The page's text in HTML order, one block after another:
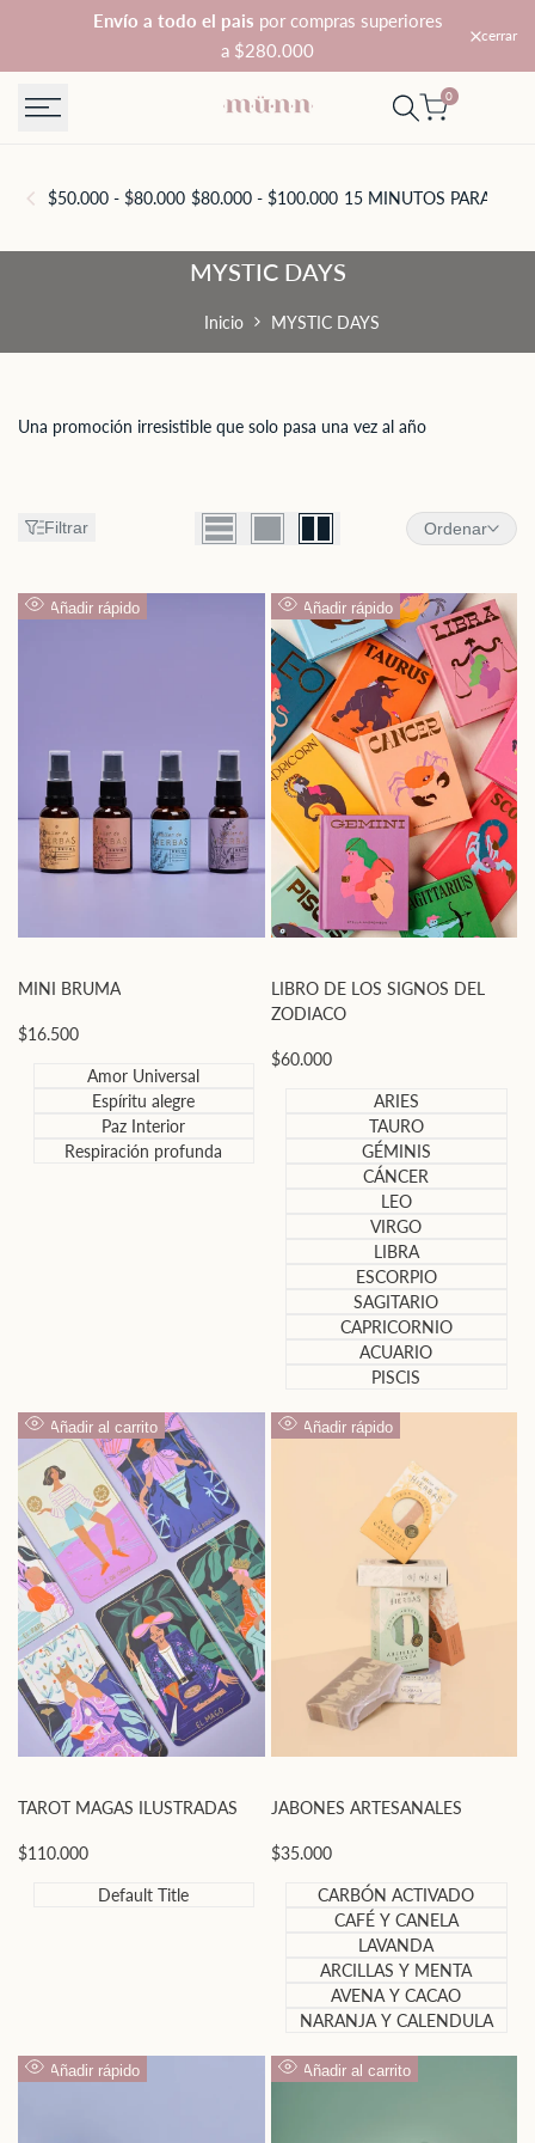
contenido
Envío a todo el pais por compras superiores
a $280.000
cerrar
0
$50.000 - $80.000 $80.000 - $100.000 15 MINUTOS PARA TI
MYSTIC DAYS
Inicio MYSTIC DAYS
Una promoción irresistible que solo pasa una vez al año
Filtrar Ordenar
Añadir rápido
MINI BRUMA
Precio
$16.500
Amor Universal
Espíritu alegre
Paz Interior
Respiración profunda
Añadir rápido
Vista
rápida
LIBRO DE LOS SIGNOS DEL
ZODIACO
Precio
$60.000
ARIES
TAURO
GÉMINIS
CÁNCER
LEO
VIRGO
LIBRA
ESCORPIO
SAGITARIO
CAPRICORNIO
ACUARIO
PISCIS
Añadir al carrito
Vista
rápida
TAROT MAGAS ILUSTRADAS
Precio
$110.000
Default Title
Añadir rápido
JABONES ARTESANALES
Precio
$35.000
CARBÓN ACTIVADO
CAFÉ Y CANELA
LAVANDA
ARCILLAS Y MENTA
AVENA Y CACAO
NARANJA Y CALENDULA
Añadir rápido
Vista
Añadir al carrito
Vista